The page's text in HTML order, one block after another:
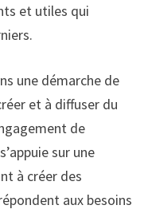
et utiles qui
une démarche de
et à diffuser du
de
sur une
à créer des
aux besoins